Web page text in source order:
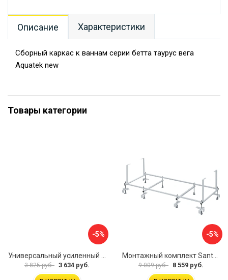
Описание Характеристики
Сборный каркас к ваннам серии бетта таурус вега
Aquatek new
Товары категории
-5%
3 825 руб. 3 634 руб.
-5%
9 009 руб. 8 559 руб.